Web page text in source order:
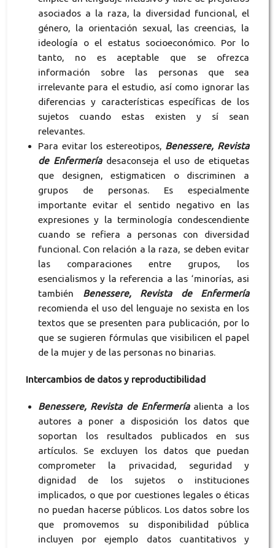
asociados a la raza, la diversidad funcional, el
género, la orientación sexual, las creencias, la
ideología o el estatus socioeconómico. Por lo
tanto, no es aceptable que se ofrezca
información sobre las personas que sea
irrelevante para el estudio, así como ignorar las
diferencias y características específicas de los
sujetos cuando estas existen y sí sean
relevantes.
Para evitar los estereotipos, Benessere, Revista
de Enfermería desaconseja el uso de etiquetas
que designen, estigmaticen o discriminen a
grupos de personas. Es especialmente
importante evitar el sentido negativo en las
expresiones y la terminología condescendiente
cuando se refiera a personas con diversidad
funcional. Con relación a la raza, se deben evitar
las comparaciones entre grupos, los
esencialismos y la referencia a las ‘minorías, asi
también Benessere, Revista de Enfermería
recomienda el uso del lenguaje no sexista en los
textos que se presenten para publicación, por lo
que se sugieren fórmulas que visibilicen el papel
de la mujer y de las personas no binarias.
Intercambios de datos y reproductibilidad
Benessere, Revista de Enfermería alienta a los
autores a poner a disposición los datos que
soportan los resultados publicados en sus
artículos. Se excluyen los datos que puedan
comprometer la privacidad, seguridad y
dignidad de los sujetos o instituciones
implicados, o que por cuestiones legales o éticas
no puedan hacerse públicos. Los datos sobre los
que promovemos su disponibilidad pública
incluyen por ejemplo datos cuantitativos y